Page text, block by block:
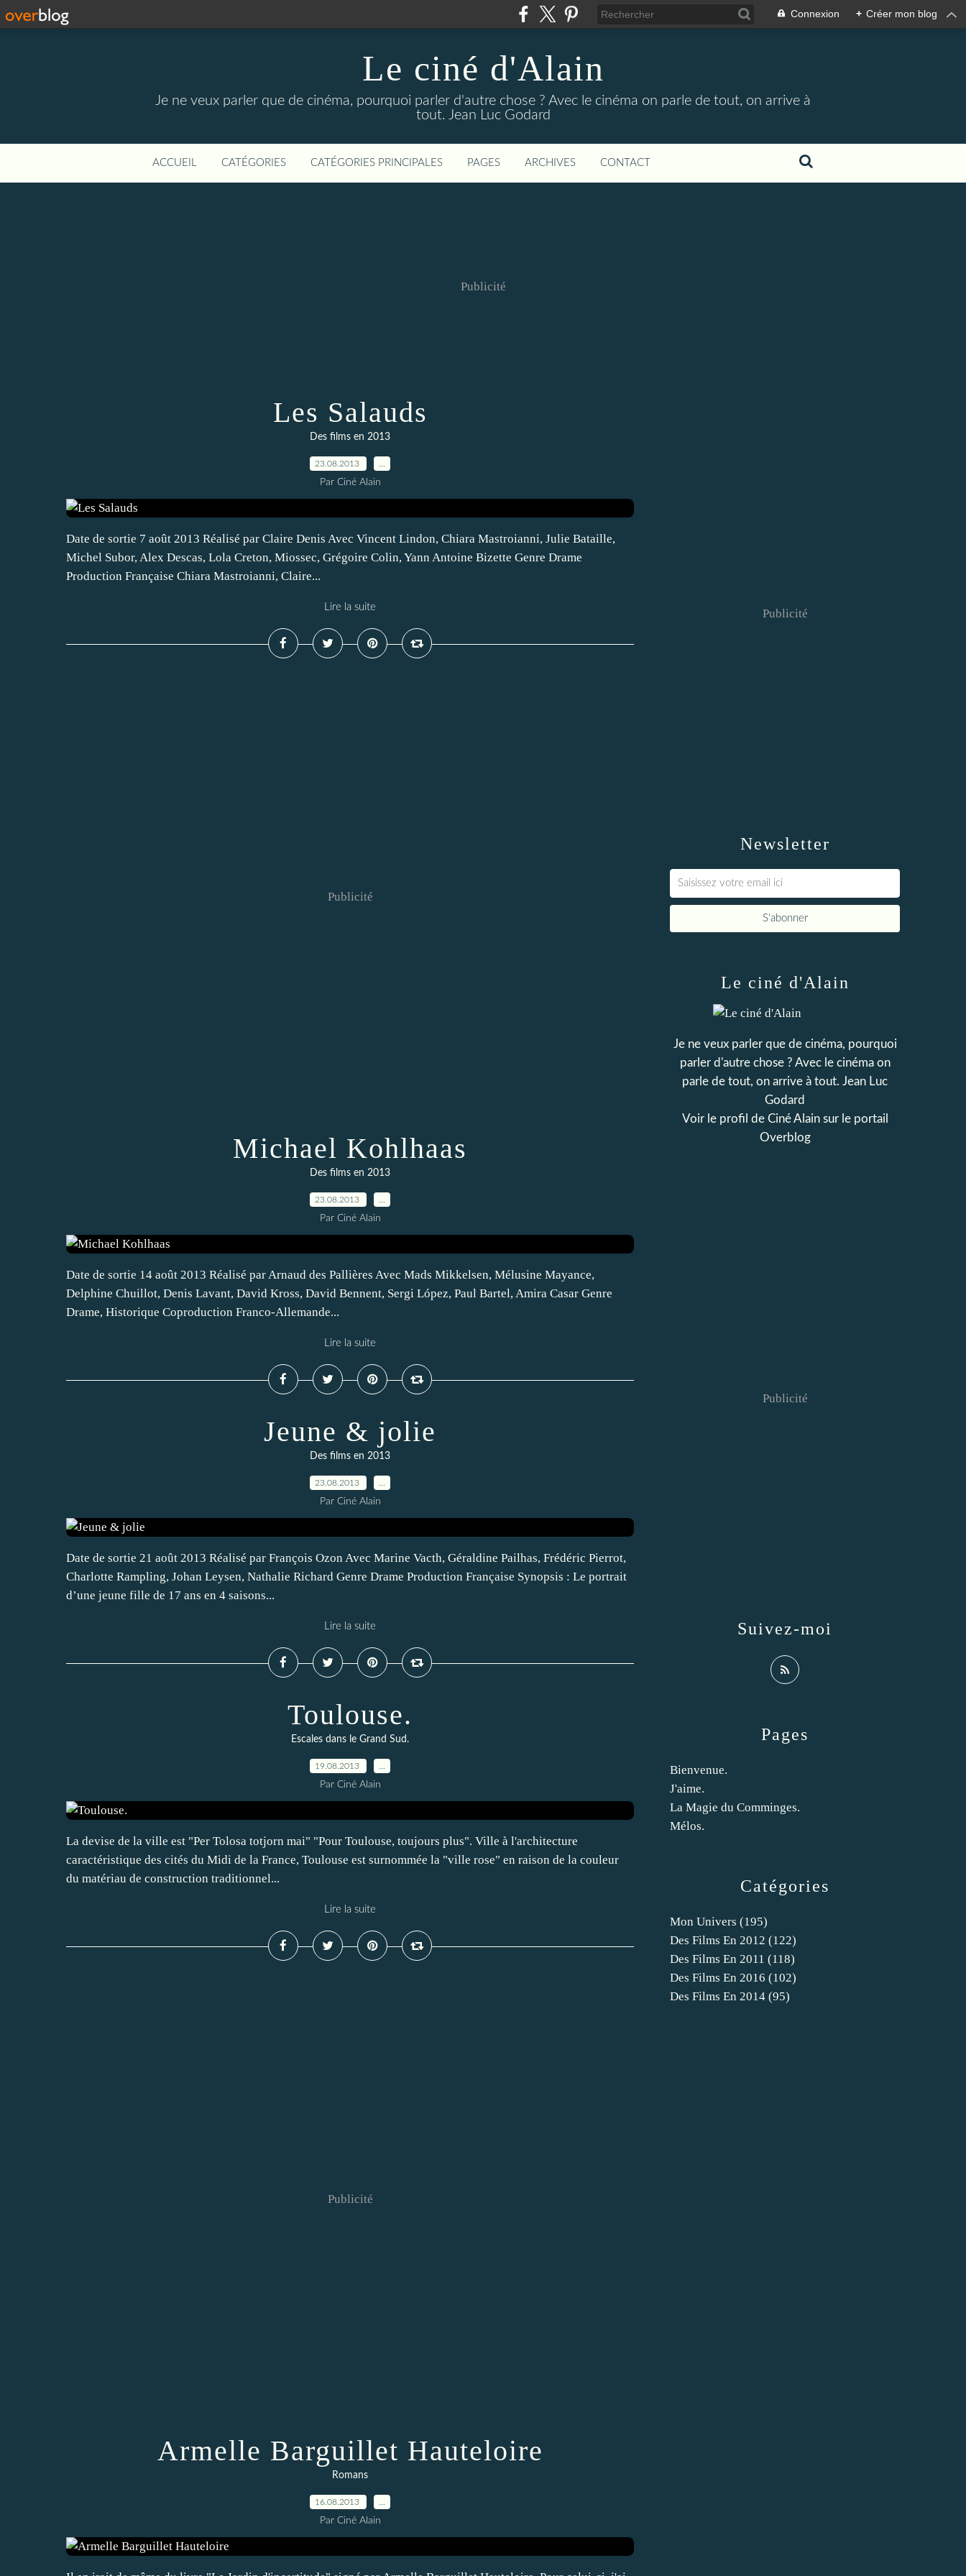
Connexion + Créer mon blog
Le ciné d'Alain
Je ne veux parler que de cinéma, pourquoi parler d'autre chose ? Avec le cinéma on parle de tout, on arrive à
tout. Jean Luc Godard
ACCUEIL CATÉGORIES CATÉGORIES PRINCIPALES PAGES ARCHIVES CONTACT
Publicité
Les Salauds
Des films en 2013
23.08.2013
Par Ciné Alain
Date de sortie 7 août 2013 Réalisé par Claire Denis Avec Vincent Lindon, Chiara Mastroianni, Julie Bataille,
Michel Subor, Alex Descas, Lola Creton, Miossec, Grégoire Colin, Yann Antoine Bizette Genre Drame
Production Française Chiara Mastroianni, Claire...
Lire la suite
Publicité
Michael Kohlhaas
Des films en 2013
23.08.2013
Par Ciné Alain
Date de sortie 14 août 2013 Réalisé par Arnaud des Pallières Avec Mads Mikkelsen, Mélusine Mayance,
Delphine Chuillot, Denis Lavant, David Kross, David Bennent, Sergi López, Paul Bartel, Amira Casar Genre
Drame, Historique Coproduction Franco-Allemande...
Lire la suite
Jeune & jolie
Des films en 2013
23.08.2013
Par Ciné Alain
Date de sortie 21 août 2013 Réalisé par François Ozon Avec Marine Vacth, Géraldine Pailhas, Frédéric Pierrot,
Charlotte Rampling, Johan Leysen, Nathalie Richard Genre Drame Production Française Synopsis : Le portrait
d’une jeune fille de 17 ans en 4 saisons...
Lire la suite
Toulouse.
Escales dans le Grand Sud.
19.08.2013
Par Ciné Alain
La devise de la ville est "Per Tolosa totjorn mai" "Pour Toulouse, toujours plus". Ville à l'architecture
caractéristique des cités du Midi de la France, Toulouse est surnommée la "ville rose" en raison de la couleur
du matériau de construction traditionnel...
Lire la suite
Publicité
Armelle Barguillet Hauteloire
Romans
16.08.2013
Par Ciné Alain
Newsletter
Publicité
Catégories
Mon Univers (195)
Des Films En 2012 (122)
Des Films En 2011 (118)
Des Films En 2016 (102)
Des Films En 2014 (95)
Pages
Bienvenue.
J'aime.
La Magie du Comminges.
Mélos.
Le ciné d'Alain
Je ne veux parler que de cinéma, pourquoi
parler d'autre chose ? Avec le cinéma on
parle de tout, on arrive à tout. Jean Luc
Godard
Voir le profil de Ciné Alainsur le portail
Overblog
Suivez-moi
Publicité